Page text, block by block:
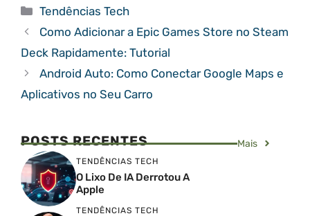
Categorias
Tendências Tech
Como Adicionar a Epic Games Store no Steam
Deck Rapidamente: Tutorial
Android Auto: Como Conectar Google Maps e
Aplicativos no Seu Carro
POSTS RECENTES Mais
TENDÊNCIAS TECH
O Lixo De IA Derrotou A
Apple
TENDÊNCIAS TECH